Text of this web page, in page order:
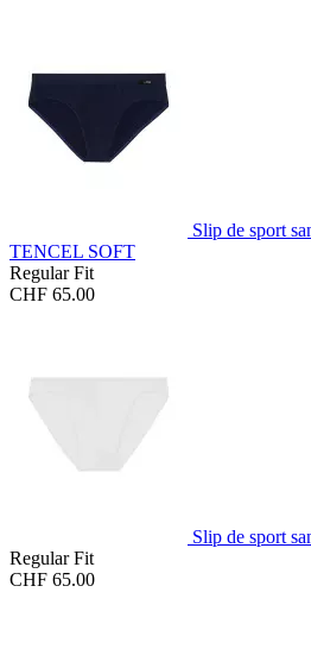
Slip de sport
TENCEL SOFT
Regular Fit
CHF 65.00
Slip de sport
Regular Fit
CHF 65.00